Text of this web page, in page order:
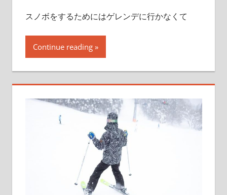
スノボをするためにはゲレンデに行かなくて
Continue reading